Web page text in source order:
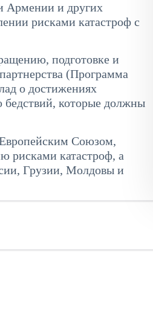
Армении и других
рисками катастроф с
подготовке и
(Программа
о достижениях
бедствий, которые должны
Союзом,
рисками катастроф, а
Грузии, Молдовы и